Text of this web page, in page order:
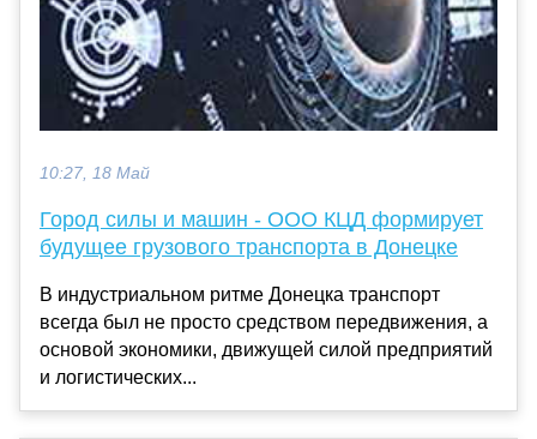
10:27, 18 Май
Город силы и машин - ООО КЦД формирует
будущее грузового транспорта в Донецке
В индустриальном ритме Донецка транспорт
всегда был не просто средством передвижения, а
основой экономики, движущей силой предприятий
и логистических...